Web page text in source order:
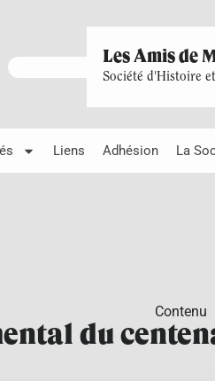
Les Amis de
Société d'Histoire
Liens Adhésion La
Contenu
du